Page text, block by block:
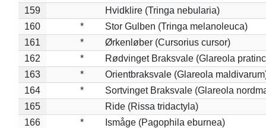
159
Hvidklire (Tringa nebularia)
160
*
Stor Gulben (Tringa melanoleuca)
161
*
Ørkenløber (Cursorius cursor)
162
*
Rødvinget Braksvale (Glareola
163
*
Orientbraksvale (Glareola
164
*
Sortvinget Braksvale (Glareola
165
Ride (Rissa tridactyla)
166
*
Ismåge (Pagophila eburnea)